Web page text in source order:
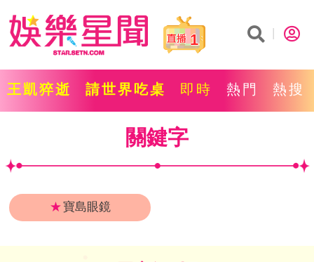
1
王凱猝逝 請世界吃桌 即時 熱門 熱搜
關鍵字
★寶島眼鏡